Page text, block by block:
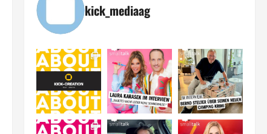
kick_mediaag